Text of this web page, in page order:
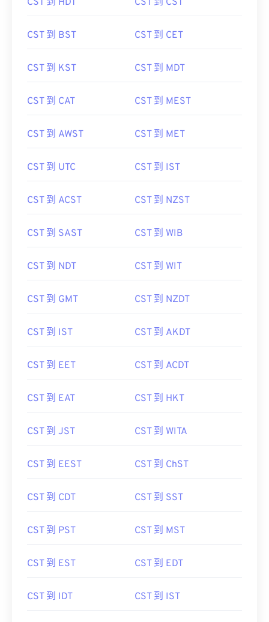
CST 到 HDT CST 到 CST
CST 到 BST CST 到 CET
CST 到 KST CST 到 MDT
CST 到 CAT CST 到 MEST
CST 到 AWST CST 到 MET
CST 到 UTC CST 到 IST
CST 到 ACST CST 到 NZST
CST 到 SAST CST 到 WIB
CST 到 NDT CST 到 WIT
CST 到 GMT CST 到 NZDT
CST 到 IST CST 到 AKDT
CST 到 EET CST 到 ACDT
CST 到 EAT CST 到 HKT
CST 到 JST CST 到 WITA
CST 到 EEST CST 到 ChST
CST 到 CDT CST 到 SST
CST 到 PST CST 到 MST
CST 到 EST CST 到 EDT
CST 到 IDT CST 到 IST